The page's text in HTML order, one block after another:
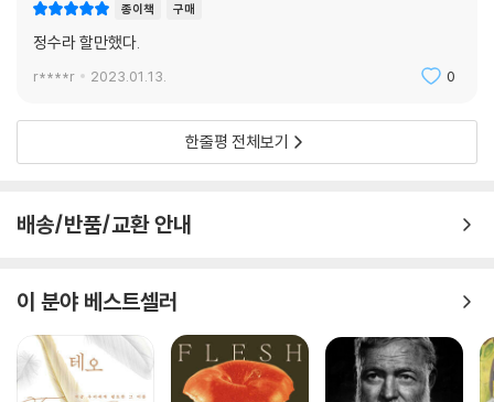
작한다. 그 모든 작품을 퇴고한 결과가 바로 『타임퀘이크』다.
이 소설에는 그의 삶과 우주가 담겼다. 그야말로 위험천만한 삶을 성공적
을 막론하고 보니것의 글을 읽어본 사람이라면 이 책에서 그때의 감동과
희열을 고스란히 느낄 수 있을 것이다. 그는 이미 세상을 떠났지만 그의 목
록 대부분의 사람이 관심을 갖지 않을지라도. 당신은 혼자가 아닙니다. 땡
종이책 구매
정수라 할만했다.
r****r 2023.01.13. 0
한줄평 전체보기
배송/반품/교환 안내
이 분야 베스트셀러